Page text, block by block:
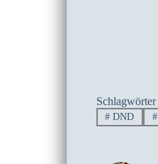
Schlagwörter
# DND #